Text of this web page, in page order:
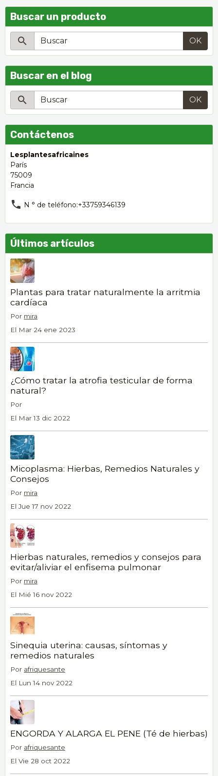
Buscar un producto
OK
Buscar en el blog
OK
Contáctenos
Lesplantesafricaines
París
75009
Francia
N ° de teléfono:+33759346139
Últimos artículos
Plantas para tratar naturalmente la arritmia
cardíaca
Por mira
El Mar 24 ene 2023
¿Cómo tratar la atrofia testicular de forma
natural?
Por
El Mar 13 dic 2022
Micoplasma: Hierbas, Remedios Naturales y
Consejos
Por mira
El Jue 17 nov 2022
Hierbas naturales, remedios y consejos para
evitar/aliviar el enfisema pulmonar
Por mira
El Mié 16 nov 2022
Sinequia uterina: causas, síntomas y
remedios naturales
Por afriquesante
El Lun 14 nov 2022
ENGORDA Y ALARGA EL PENE (Té de hierbas)
Por afriquesante
El Vie 28 oct 2022